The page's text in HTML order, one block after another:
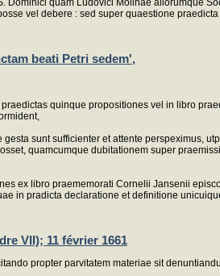
vel debere : sed super quaestione
beati Petri sedem',
quinque propositiones vel in libro
sunt sufficienter et attente perspeximus,
quamcumque dubitationem super
ex libro praememorati Cornelii Jansenii
in pradicta declaratione et definitione
VII); 11 février 1661
propter parvitatem materiae sit